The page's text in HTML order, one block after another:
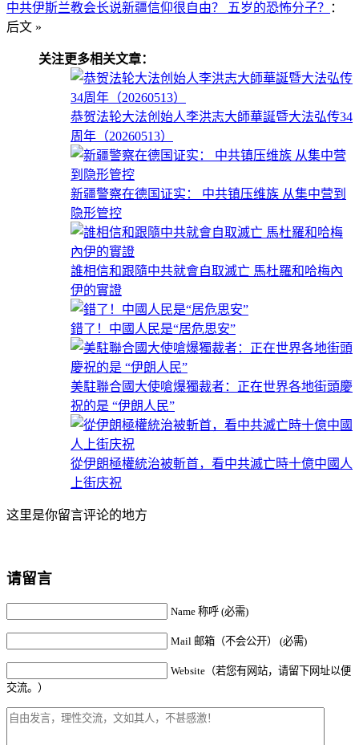
中共伊斯兰教会长说新疆信仰很自由？ 五岁的恐怖分子？
：
后文 »
关注更多相关文章：
恭贺法轮大法创始人李洪志大師華誕暨大法弘传34
周年（20260513）
新疆警察在德国证实： 中共镇压维族 从集中营到
隐形管控
誰相信和跟隨中共就會自取滅亡 馬杜羅和哈梅內
伊的實證
錯了！中國人民是“居危思安”
美駐聯合國大使嗆爆獨裁者：正在世界各地街頭慶
祝的是 “伊朗人民”
從伊朗極權統治被斬首，看中共滅亡時十億中國人
上街庆祝
这里是你留言评论的地方
请留言
Name 称呼 (必需)
Mail 邮箱（不会公开） (必需)
Website（若您有网站，请留下网址以便
交流。）